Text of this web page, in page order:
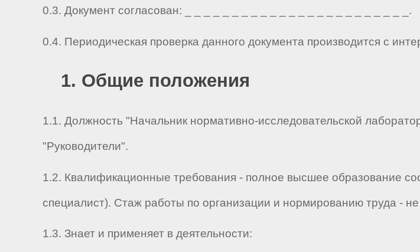
0.3. Документ согласован: _ _ _ _ _ _ _ _ _ _ _ _ _ _ _ _ _ _ _ _ _ _ _ _.
0.4. Периодическая проверка данного документа производится с
1. Общие положения
1.1. Должность "Начальник нормативно-исследовательской
"Руководители".
1.2. Квалификационные требования - полное высшее образование
специалист). Стаж работы по организации и нормированию труда -
1.3. Знает и применяет в деятельности: